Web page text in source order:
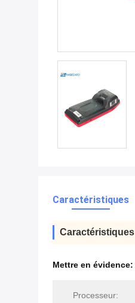
Caractéristiques
Caractéristiques
Mettre en évidence:
Processeur: